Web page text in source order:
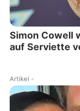
Simon Cowell
auf Serviette
Artikel -